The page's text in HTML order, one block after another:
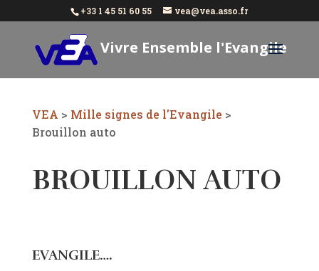
+33 1 45 51 60 55 vea@vea.asso.fr
Vivre Ensemble l'Evangile
VEA > Mille signes de l'Evangile >
Brouillon auto
BROUILLON AUTO
EVANGILE….